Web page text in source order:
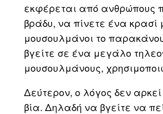
εκφέρεται από ανθρώπους
βράδυ, να πίνετε ένα κρασί
μουσουλμάνοι το
βγείτε σε ένα μεγάλο
μουσουλμάνους,
Δεύτερον, ο λόγος δεν
βία. Δηλαδή να βγείτε να